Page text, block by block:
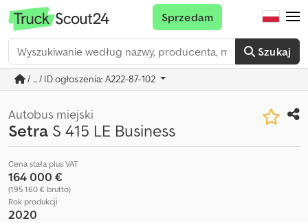
Szukaj
Sprzedam
/ ... / ID ogłoszenia: A222-87-102
Autobus miejski
Setra S 415 LE Business
Cena stała plus VAT
164 000 €
(195 160 € brutto)
Rok produkcji
2020